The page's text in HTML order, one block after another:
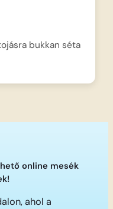
bukkan séta
online mesék
ahol a